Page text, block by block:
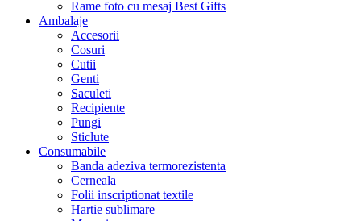
Rame foto cu mesaj Best Gifts
Ambalaje
Accesorii
Cosuri
Cutii
Genti
Saculeti
Recipiente
Pungi
Sticlute
Consumabile
Banda adeziva termorezistenta
Cerneala
Folii inscriptionat textile
Hartie sublimare